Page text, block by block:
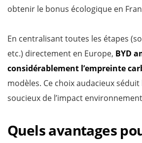
obtenir le bonus écologique en
En centralisant toutes les étapes
etc.) directement en Europe, BYD
considérablement l’empreinte
modèles. Ce choix audacieux
soucieux de l’impact
Quels avantages